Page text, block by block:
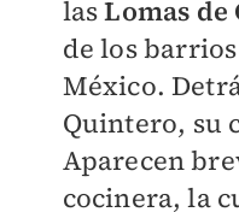
lasLomas de
de los
México.
Quintero, su
Aparecen
cocinera, la